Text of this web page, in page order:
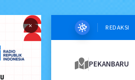
× REDAKSI
PEKANBARU